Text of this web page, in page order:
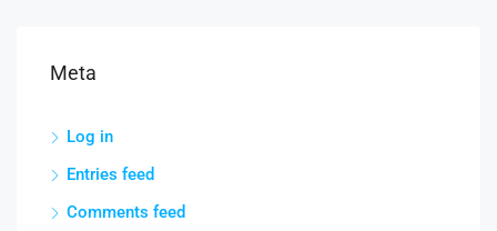
Meta
Log in
Entries feed
Comments feed